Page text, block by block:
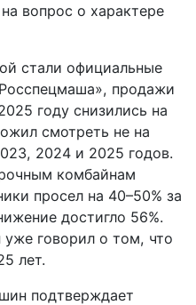
вопрос о характере
стали официальные
продажи
году снизились на
смотреть не на
2024 и 2025 годов.
комбайнам
просел на 40–50% за
достигло 56%.
уже говорил о том, что
лет.
подтверждает